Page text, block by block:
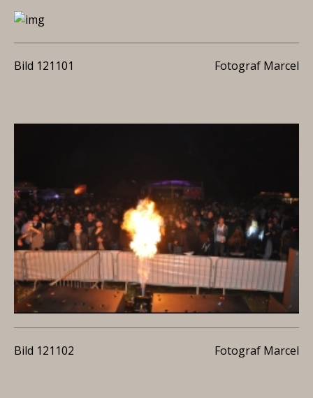
Bild 121101 Fotograf Marcel
Bild 121102 Fotograf Marcel